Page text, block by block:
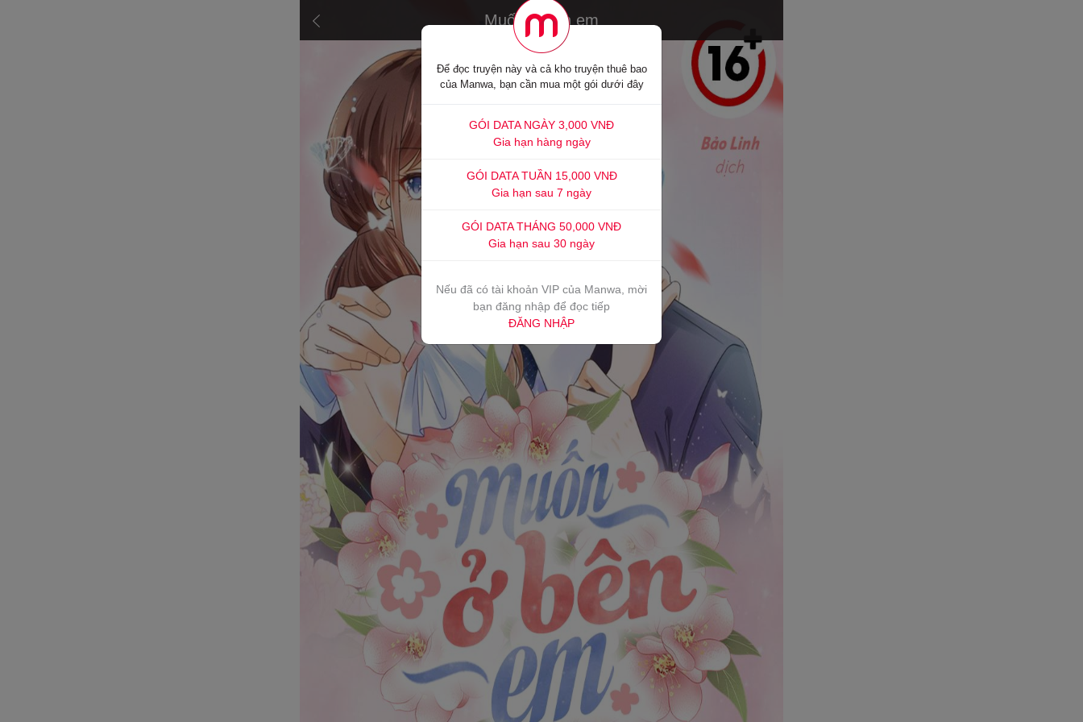
Muốn ở bên em
Để đọc truyện này và cả kho truyện thuê bao
của Manwa, bạn cần mua một gói dưới đây
GÓI DATA NGÀY 3,000 VNĐ
Gia hạn hàng ngày
GÓI DATA TUẦN 15,000 VNĐ
Gia hạn sau 7 ngày
GÓI DATA THÁNG 50,000 VNĐ
Gia hạn sau 30 ngày
Nếu đã có tài khoản VIP của Manwa, mời
bạn đăng nhập để đọc tiếp
ĐĂNG NHẬP